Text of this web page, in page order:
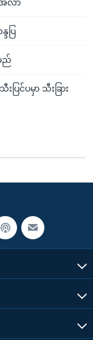
အလာ
ပြ
ည်
င်ပမှာ သီးခြား